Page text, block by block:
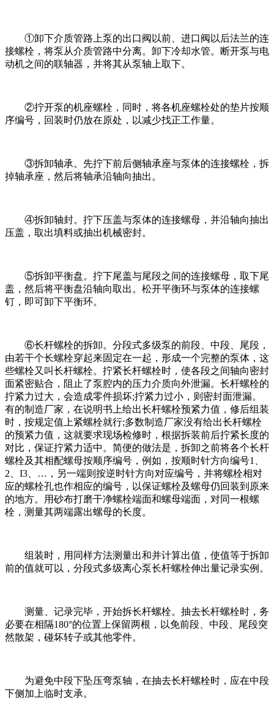
①卸下介质管路上泵的出口阀以前、进口阀以后法兰的连
接螺栓，将泵从介质管路中分离。卸下冷却水管。断开泵与电
动机之间的联轴器，并将其从泵轴上取下。
②拧开泵的机座螺栓，同时，将各机座螺栓处的垫片按顺
序编号，回装时仍放在原处，以减少找正工作量。
③拆卸轴承。先拧下前后侧轴承座与泵体的连接螺栓，拆
掉轴承座，然后将轴承沿轴向抽出。
④拆卸轴封。拧下压盖与泵体的连接螺母，并沿轴向抽出
压盖，取出填料或抽出机械密封。
⑤拆卸平衡盘。拧下尾盖与尾段之间的连接螺母，取下尾
盖，然后将平衡盘沿轴向取出。松开平衡环与泵体的连接螺
钉，即可卸下平衡环。
⑥长杆螺栓的拆卸。分段式多级泵的前段、中段、尾段，
由若干个长螺栓穿起来固定在一起，形成一个完整的泵体，这
些螺栓又叫长杆螺栓。拧紧长杆螺栓时，使各段之间轴向密封
面紧密贴合，阻止了泵腔内的压力介质向外泄漏。长杆螺栓的
拧紧力过大，会造成零件损坏;拧紧力过小，则密封面泄漏。
有的制造厂家，在说明书上给出长杆螺栓预紧力值，修后组装
时，按规定值上紧螺栓就行;多数制造厂家没有给出长杆螺栓
的预紧力值，这就要求现场检修时，根据拆装前后拧紧长度的
对比，保证拧紧力适中。简便的做法是，拆卸之前将各个长杆
螺栓及其相配螺母按顺序编号，例如，按顺时针方向编号1、
2、I3、…，另一端则按逆时针方向对应编号，并将螺栓相对
应的螺栓孔也作相应的编号，以保证螺栓及螺母仍回装到原来
的地方。用砂布打磨干净螺栓端面和螺母端面，对同一根螺
栓，测量其两端露出螺母的长度。
组装时，用同样方法测量出和并计算出值，使值等于拆卸
前的值就可以，分段式多级离心泵长杆螺栓伸出量记录实例。
测量、记录完毕，开始拆长杆螺栓。抽去长杆螺栓时，务
必要在相隔180°的位置上保留两根，以免前段、中段、尾段突
然散架，碰坏转子或其他零件。
为避免中段下坠压弯泵轴，在抽去长杆螺栓时，应在中段
下侧加上临时支承。